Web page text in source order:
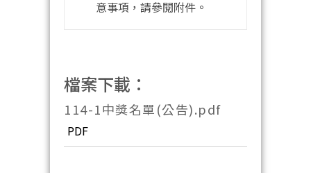
意事項，請參閱附件。
檔案下載：
114-1中獎名單(公告).pdf
PDF